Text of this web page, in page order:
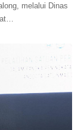
melalui Dinas